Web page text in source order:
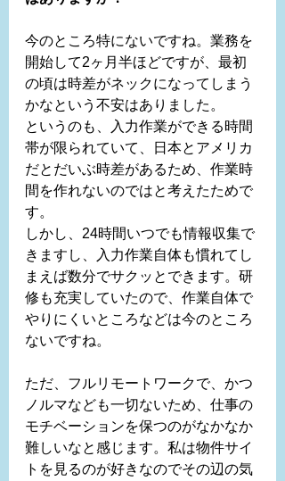
今のところ特にないですね。業務を
開始して2ヶ月半ほどですが、最初
の頃は時差がネックになってしまう
かなという不安はありました。
というのも、入力作業ができる時間
帯が限られていて、日本とアメリカ
だとだいぶ時差があるため、作業時
間を作れないのではと考えたためで
す。
しかし、24時間いつでも情報収集で
きますし、入力作業自体も慣れてし
まえば数分でサクッとできます。研
修も充実していたので、作業自体で
やりにくいところなどは今のところ
ないですね。
ただ、フルリモートワークで、かつ
ノルマなども一切ないため、仕事の
モチベーションを保つのがなかなか
難しいなと感じます。私は物件サイ
トを見るのが好きなのでその辺の気